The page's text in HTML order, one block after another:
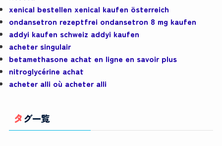
xenical bestellen xenical kaufen österreich
ondansetron rezeptfrei ondansetron 8 mg kaufen
addyi kaufen schweiz addyi kaufen
acheter singulair
betamethasone achat en ligne en savoir plus
nitroglycérine achat
acheter alli où acheter alli
タグ一覧